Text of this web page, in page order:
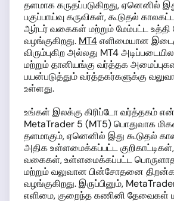
தளமாக கருதப்படுகிறது, ஏனெனில்
பகுப்பாய்வு கருவிகள், கூடுதல்
ஆர்டர் வகைகள் மற்றும் மேம்பட்ட
வழங்குகிறது. MT4எளிமையான
விரும்புகிற அல்லது MT4
மற்றும் தானியங்கு வர்த்தக
பயன்படுத்தும் வர்த்தகர்களுக்கு
உள்ளது.
உங்கள் இலக்கு கிரிப்டோ வர்த்தகம்
MetaTrader 5 (MT5) பொதுவாக
தளமாகும், ஏனெனில் இது கூடுதல்
அதிக உள்ளமைக்கப்பட்ட
வகைகள், உள்ளமைக்கப்பட்ட
மற்றும் வலுவான பின்சோதனை
வழங்குகிறது. இருப்பினும்,
எளிமை, குறைந்த கணினி தேவைகள்